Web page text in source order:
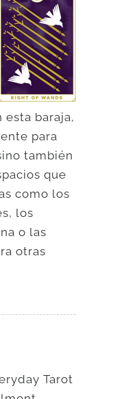
esta baraja,
para
también
que
como los
los
o las
otras
Tarot